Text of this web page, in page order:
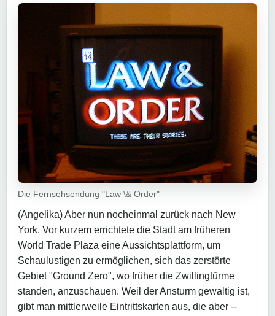
Die Fernsehsendung "Law \& Order"
(Angelika) Aber nun nocheinmal zurück nach New
York. Vor kurzem errichtete die Stadt am früheren
World Trade Plaza eine Aussichtsplattform, um
Schaulustigen zu ermöglichen, sich das zerstörte
Gebiet "Ground Zero", wo früher die Zwillingtürme
standen, anzuschauen. Weil der Ansturm gewaltig ist,
gibt man mittlerweile Eintrittskarten aus, die aber --